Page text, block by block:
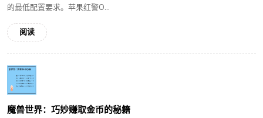
的最低配置要求。苹果红警O...
阅读
魔兽世界：巧妙赚取金币的秘籍